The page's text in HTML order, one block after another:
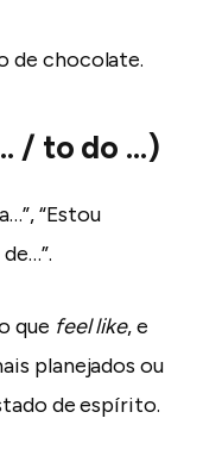
de chocolate.
/ to do …)
“Estou
que feel like, e
planejados ou
de espírito.